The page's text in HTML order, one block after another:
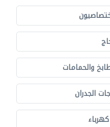
والحمامات
الجدران